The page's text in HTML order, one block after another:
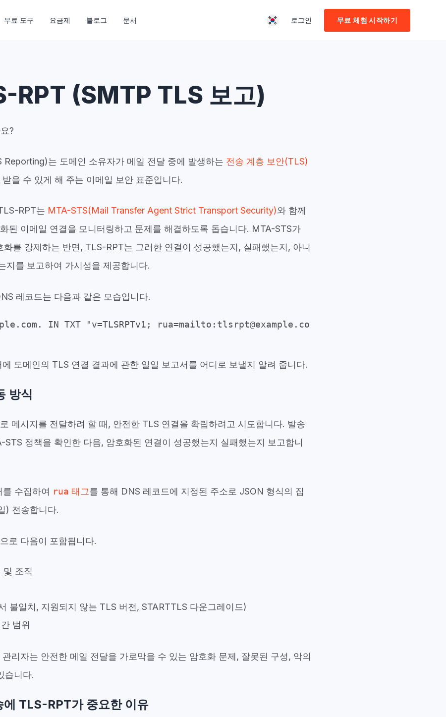
무료 도구 요금제 블로그 문서 로그인 무료 체험 시작하기
RPT (SMTP TLS 보고)
?
는 도메인 소유자가 메일 전달 중에 발생하는 전송 계층 보안(TLS)
을 수 있게 해 주는 이메일 보안 표준입니다.
RPT는 MTA-STS(Mail Transfer Agent Strict Transport Security)와 함께
된 이메일 연결을 모니터링하고 문제를 해결하도록 돕습니다. MTA-STS가
화를 강제하는 반면, TLS-RPT는 그러한 연결이 성공했는지, 실패했는지, 아니
지를 보고하여 가시성을 제공합니다.
레코드는 다음과 같은 모습입니다.
IN TXT "v=TLSRPTv1; rua=mailto:tlsrpt@example.co
도메인의 TLS 연결 결과에 관한 일일 보고서를 어디로 보낼지 알려 줍니다.
방식
메시지를 전달하려 할 때, 안전한 TLS 연결을 확립하려고 시도합니다. 발송
STS 정책을 확인한 다음, 암호화된 연결이 성공했는지 실패했는지 보고합니
수집하여 rua 태그를 통해 DNS 레코드에 지정된 주소로 JSON 형식의 집
) 전송합니다.
로 다음이 포함됩니다.
및 조직
불일치, 지원되지 않는 TLS 버전, STARTTLS 다운그레이드)
범위
리자는 안전한 메일 전달을 가로막을 수 있는 암호화 문제, 잘못된 구성, 악의
습니다.
에 TLS-RPT가 중요한 이유